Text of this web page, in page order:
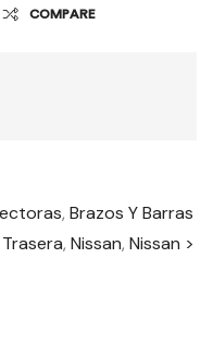
COMPARE
, Brazos Y Barras
, Nissan, Nissan >